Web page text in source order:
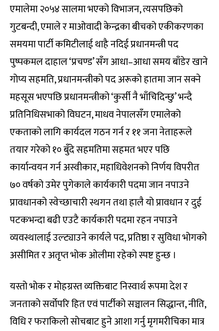
एमालेमा २०५४ सालमा भएको विभाजन, त्यसपछिको
गुटबन्दी, एमाले र माओवादी केन्द्रका बीचको एकीकरणका
समयमा पार्टी कमिटीलाई थाहै नदिई प्रधानमन्त्री पद
पुष्पकमल दाहाल ‘प्रचण्ड’ सँग आधा–आधा समय बाँडेर खाने
गोप्य सहमति, प्रधानमन्त्रीको पद अरूको हातमा जान सक्ने
महसूस भएपछि प्रधानमन्त्रीको ‘कुर्सी नै भाँचिदिन्छु’ भन्दै
प्रतिनिधिसभाको विघटन, माधव नेपालसँग एमालेको
एकताको लागि कार्यदल गठन गर्न र ११ जना नेताहरूले
तयार गरेको १० बुँदे सहमतिमा सहमत भएर पछि
कार्यान्वयन गर्न अस्वीकार, महाधिवेशनको निर्णय विपरीत
७० वर्षको उमेर पुगेकाले कार्यकारी पदमा जान नपाउने
प्रावधानको स्वेच्छाचारी स्थगन तथा हालै यो प्रावधान र दुई
पटकभन्दा बढी एउटै कार्यकारी पदमा रहन नपाउने
व्यवस्थालाई उल्ट्याउने कार्यले पद, प्रतिष्ठा र सुविधा भोगको
असीमित र अतृप्त भोक ओलीमा रहेको स्पष्ट हुन्छ ।
यस्तो भोक र मोहग्रस्त व्यक्तिबाट निस्वार्थ रूपमा देश र
जनताको सर्वोपरि हित एवं पार्टीको सञ्चालन सिद्धान्त, नीति,
विधि र फराकिलो सोचबाट हुने आशा गर्नु मृगमरीचिका मात्र